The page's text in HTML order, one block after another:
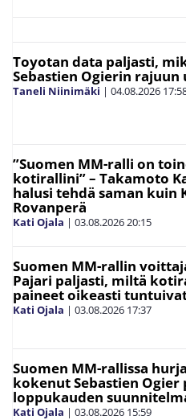
Toyotan data paljasti,
Sebastien Ogierin rajuun
Taneli Niinimäki | 04.08.2026
”Suomen MM-ralli on
kotirallini” – Takamoto
halusi tehdä saman kuin
Rovanperä
Kati Ojala | 03.08.202620:15
Suomen MM-rallin
Pajari paljasti, miltä
paineet oikeasti
Kati Ojala | 03.08.2026 17:37
Suomen MM-rallissa
kokenut Sebastien Ogier
loppukauden
Kati Ojala | 03.08.2026 15:59